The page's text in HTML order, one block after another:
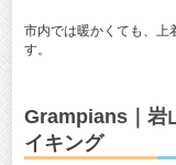
市内では暖かくても、上
す。
Grampians｜岩
イキング